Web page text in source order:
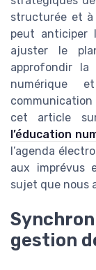
structurée et à
peut anticiper
ajuster le
approfondir la
numérique
cet article
l’éducation
l’agenda
aux imprévus
sujet que nous
gestion